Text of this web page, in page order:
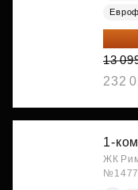
10
13
232
1-
ЖК
№1477